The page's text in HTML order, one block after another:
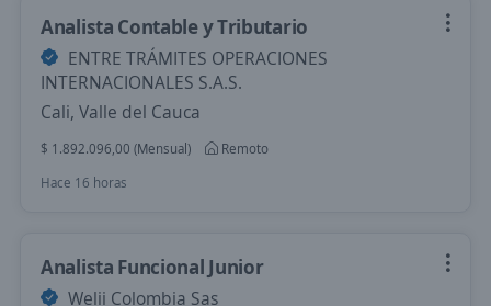
Analista Contable y Tributario
ENTRE TRÁMITES OPERACIONES
INTERNACIONALES S.A.S.
Cali, Valle del Cauca
$ 1.892.096,00 (Mensual)
Remoto
Hace 16 horas
Analista Funcional Junior
Welii Colombia Sas